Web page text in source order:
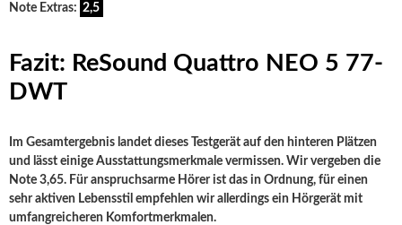
Note Extras: 2,5
Fazit: ReSound Quattro NEO 5 77-
DWT
Im Gesamtergebnis landet dieses Testgerät auf den hinteren Plätzen
und lässt einige Ausstattungsmerkmale vermissen. Wir vergeben die
Note 3,65. Für anspruchsarme Hörer ist das in Ordnung, für einen
sehr aktiven Lebensstil empfehlen wir allerdings ein Hörgerät mit
umfangreicheren Komfortmerkmalen.